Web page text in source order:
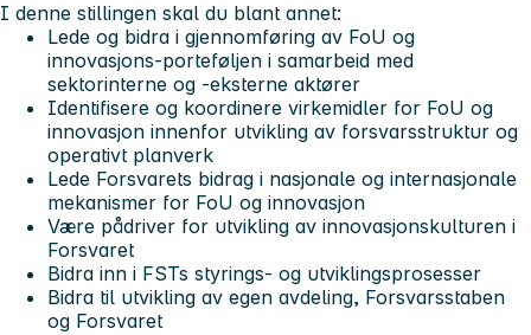
I denne stillingen skal du blant annet:
Lede og bidra i gjennomføring av FoU og
innovasjons-porteføljen i samarbeid med
sektorinterne og -eksterne aktører
Identifisere og koordinere virkemidler for FoU og
innovasjon innenfor utvikling av forsvarsstruktur og
operativt planverk
Lede Forsvarets bidrag i nasjonale og internasjonale
mekanismer for FoU og innovasjon
Være pådriver for utvikling av innovasjonskulturen i
Forsvaret
Bidra inn i FSTs styrings- og utviklingsprosesser
Bidra til utvikling av egen avdeling, Forsvarsstaben
og Forsvaret